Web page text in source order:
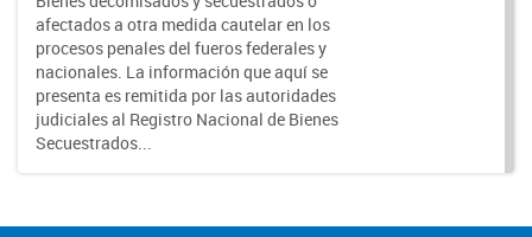
afectados a otra medida cautelar en los
procesos penales del fueros federales y
nacionales. La información que aquí se
presenta es remitida por las autoridades
judiciales al Registro Nacional de Bienes
Secuestrados...